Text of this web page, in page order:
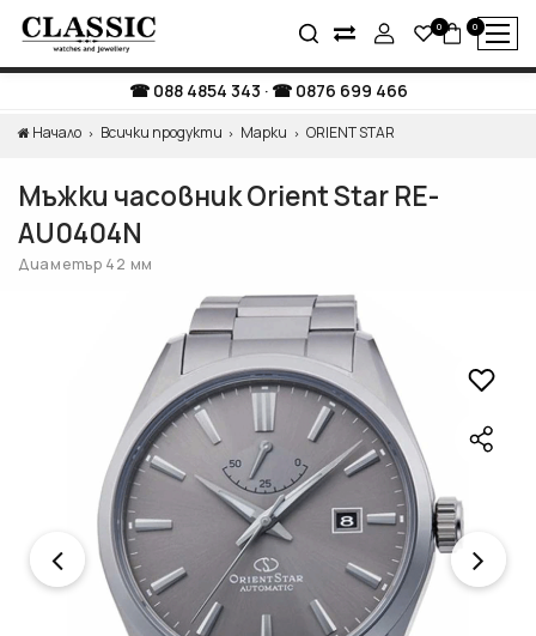
0 0
088 4854 343 · 0876 699 466
Начало Всички продукти Марки ORIENT STAR
Мъжки часовник Orient Star RE-
AU0404N
Диаметър 42 мм